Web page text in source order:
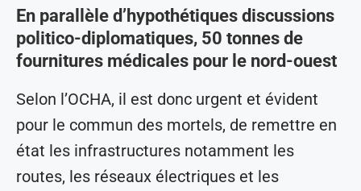
En parallèle d’hypothétiques discussions
politico-diplomatiques, 50 tonnes de
fournitures médicales pour le nord-ouest
Selon l’OCHA, il est donc urgent et évident
pour le commun des mortels, de remettre en
état les infrastructures notamment les
routes, les réseaux électriques et les